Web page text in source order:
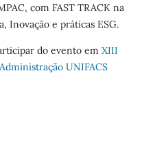
com FAST TRACK na
Inovação e práticas ESG.
do evento em XIII
UNIFACS